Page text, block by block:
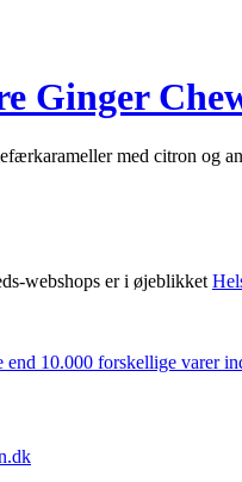
Ginger
med citron og
webshops er i øjeblikket
end 10.000 forskellige varer